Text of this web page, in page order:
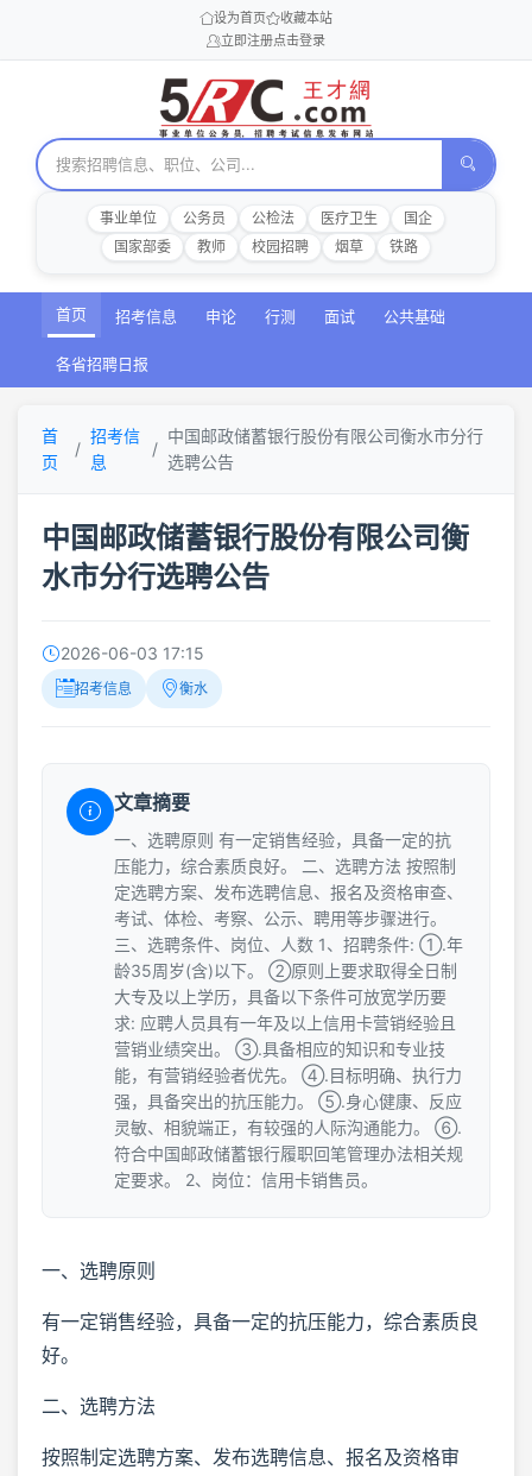
设为首页
收藏本站
立即注册点击登录
事业单位 公务员 公检法 医疗卫生
国企
国家部委
教师 校园招聘 烟草 铁路
首页 招考信息 申论 行测 面试 公共基础
各省招聘日报
首
页
招考信
息
中国邮政储蓄银行股份有限公司衡水市分行
选聘公告
中国邮政储蓄银行股份有限公司衡
水市分行选聘公告
2026-06-03 17:15
招考信息 衡水
文章摘要
一、选聘原则 有一定销售经验，具备一定的抗
压能力，综合素质良好。 二、选聘方法 按照制
定选聘方案、发布选聘信息、报名及资格审查、
考试、体检、考察、公示、聘用等步骤进行。
三、选聘条件、岗位、人数 1、招聘条件: ①.年
龄35周岁(含)以下。 ②原则上要求取得全日制
大专及以上学历，具备以下条件可放宽学历要
求: 应聘人员具有一年及以上信用卡营销经验且
营销业绩突出。 ③.具备相应的知识和专业技
能，有营销经验者优先。 ④.目标明确、执行力
强，具备突出的抗压能力。 ⑤.身心健康、反应
灵敏、相貌端正，有较强的人际沟通能力。 ⑥.
符合中国邮政储蓄银行履职回笔管理办法相关规
定要求。 2、岗位：信用卡销售员。
一、选聘原则
有一定销售经验，具备一定的抗压能力，综合素质良
好。
二、选聘方法
按照制定选聘方案、发布选聘信息、报名及资格审